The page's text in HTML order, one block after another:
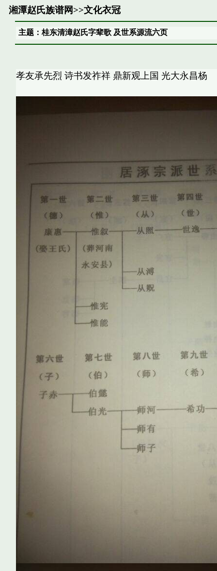
湘潭赵氏族谱网>>文化衣冠
主题：桂东清漳赵氏字辈歌 及世系源流六页
孝友承先烈 诗书发祚祥 鼎新观上国 光大永昌杨